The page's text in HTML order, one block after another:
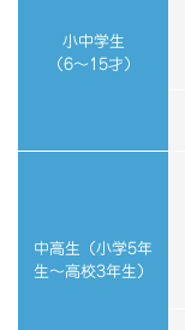
小中学生
（6～15才）
中高生（小学5年
生～高校3年生）